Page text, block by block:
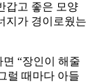
갑고 좋은 모양
지가 경이로웠는
“장인이 해줄
럴 때마다 아들